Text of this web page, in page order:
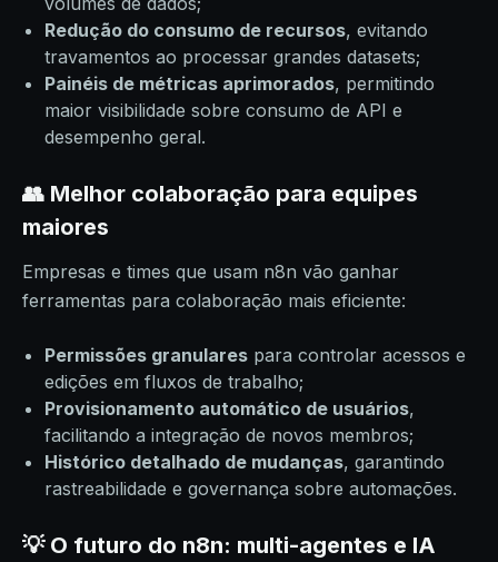
Redução do consumo de recursos, evitando
travamentos ao processar grandes datasets;
Painéis de métricas aprimorados, permitindo
maior visibilidade sobre consumo de API e
desempenho geral.
👥 Melhor colaboração para equipes
maiores
Empresas e times que usam n8n vão ganhar
ferramentas para colaboração mais eficiente:
Permissões granulares para controlar acessos e
edições em fluxos de trabalho;
Provisionamento automático de usuários,
facilitando a integração de novos membros;
Histórico detalhado de mudanças, garantindo
rastreabilidade e governança sobre automações.
💡 O futuro do n8n: multi-agentes e IA